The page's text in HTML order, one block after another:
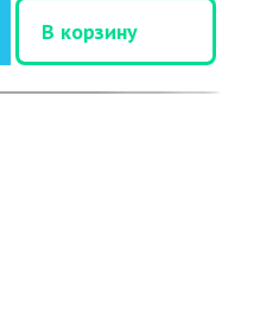
В корзину